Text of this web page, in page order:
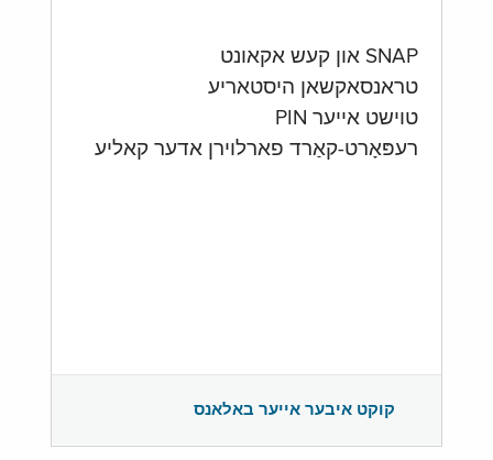
SNAP און קעש אקאונט
טראנסאקשאן היסטאריע
טוישט אייער PIN
רעפּאָרט-קאַרד פארלוירן אדער קאליע
קוקט איבער אייער באלאנס